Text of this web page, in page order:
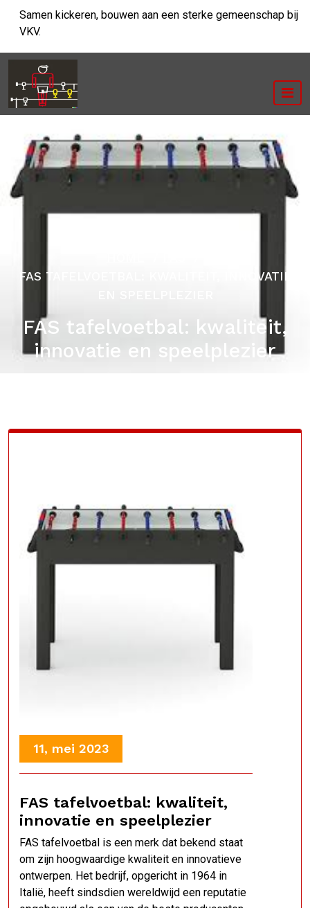
naar
inhoud
Samen kickeren, bouwen aan een sterke gemeenschap bij
VKV.
FAS TAFELVOETBAL: KWALITEIT, INNOVATIE
FAS tafelvoetbal: kwaliteit,
innovatie en speelplezier
11, mei 2023
FAS tafelvoetbal: kwaliteit,
innovatie en speelplezier
FAS tafelvoetbal is een merk dat bekend staat
om zijn hoogwaardige kwaliteit en innovatieve
ontwerpen. Het bedrijf, opgericht in 1964 in
Italië, heeft sindsdien wereldwijd een reputatie